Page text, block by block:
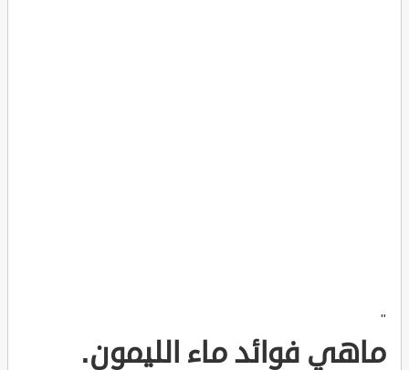
"
ماهي فوائد ماء الليمون.